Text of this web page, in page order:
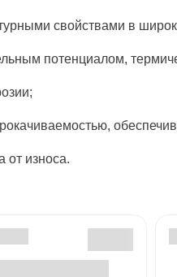
свойствами в
потенциалом,
от износа.